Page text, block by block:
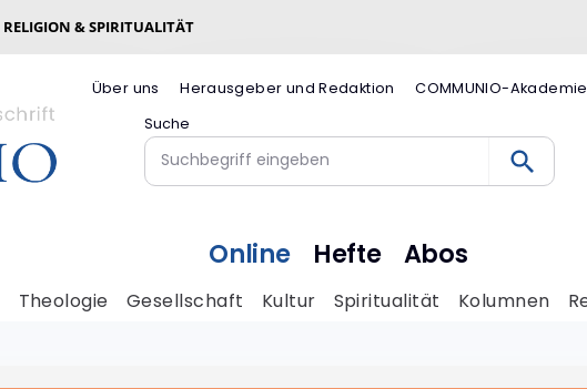
RELIGION & SPIRITUALITÄT
Über uns Herausgeber und Redaktion
COMMUNIO-Akademie
Suche
Online Hefte Abos
Theologie Gesellschaft Kultur Spiritualität Kolumnen